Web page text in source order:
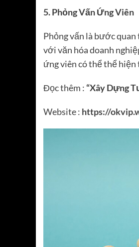
5. Phỏng Vấn Ứng Viên
Phỏng vấn là bước
với văn hóa doanh
ứng viên có thể thể
Đọc thêm : “Xây Dựng
Website : https://